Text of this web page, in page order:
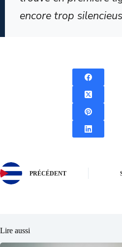
encore trop
PRÉCÉDENT
Lire aussi